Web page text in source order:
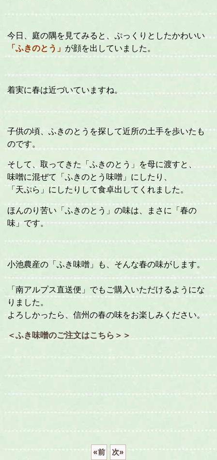
今日、庭の隅を見てみると、ぷっくりとしたかわいい
「ふきのとう」 が顔を出していました。
着実に春は近づいていますね。
子供の頃、ふきのとうを探して近所の土手を歩いたも
のです。
そして、取ってきた「ふきのとう」を母に渡すと、
味噌に混ぜて「ふきのとう味噌」にしたり、
「天ぷら」にしたりして食卓出してくれました。
ほんのり苦い「ふきのとう」の味は、まさに「春の
味」です。
小池農産の「ふき味噌」も、そんな春の味がします。
「南アルプス直送便」でもご購入いただけるようにな
りました。
よろしかったら、信州の春の味をお楽しみください。
＜ふき味噌のご注文はこちら＞＞
«前 次»